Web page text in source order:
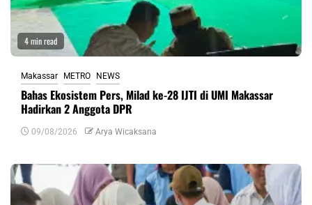
4 min read
Makassar METRO NEWS
Bahas Ekosistem Pers, Milad ke-28 IJTI di UMI Makassar
Hadirkan 2 Anggota DPR
09/08/2026 Arya Wicaksana